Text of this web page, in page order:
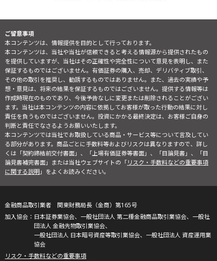
ご留意事項
本コンテンツは、情報提供を目的として行っております。
本コンテンツは、当社や当社が信頼できると考える情報源から提供されたもの
を提供していますが、当社はその正確性や完全性について意見を表明し、また
保証するものではございません。有価証券の購入、売却、デリバティブ取引、
その他の取引を推奨し、勧誘するものではありません。また、過去の実績や予
想・意見は、将来の結果を保証するものではございません。提供する情報等は
作成時現在のものであり、今後予告なしに変更または削除されることがござい
ます。当社は本コンテンツの内容に依拠してお客様が取った行動の結果に対し
責任を負うものではございません。投資にかかる最終決定は、お客様ご自身の
判断と責任でなさるようお願いいたします。
本コンテンツでは当社でお取扱している商品・サービス等について言及してい
る部分があります。商品ごとに手数料等およびリスクは異なりますので、詳し
くは「契約締結前交付書面」、「上場有価証券等書面」、「目論見書」、「目
論見書補完書面」または当社ウェブサイトの「リスク・手数料などの重要事項
に関する説明」をよくお読みください。
金融商品取引業者 関東財務局長（金商）第165号
日本証券業協会、一般社団法人 第二種金融商品取引業協会、一般社
団法人 金融先物取引業協会、
一般社団法人 日本暗号資産等取引業協会、一般社団法人 資産運用業
協会
リスク・手数料などの重要事項